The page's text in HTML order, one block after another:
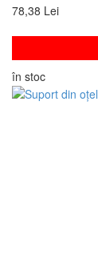
78,38 Lei
în stoc